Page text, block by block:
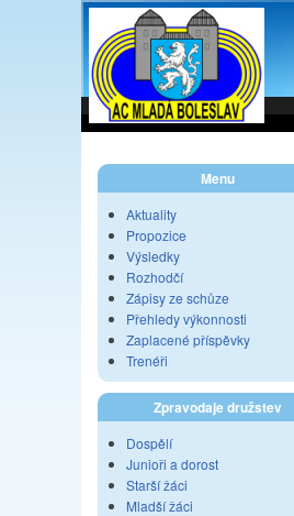
Menu
Aktuality
Propozice
Výsledky
Rozhodčí
Zápisy ze schůze
Přehledy výkonnosti
Zaplacené příspěvky
Trenéři
Zpravodaje družstev
Dospělí
Junioři a dorost
Starší žáci
Mladší žáci